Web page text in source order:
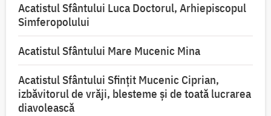
Acatistul Sfântului Luca Doctorul, Arhiepiscopul
Simferopolului
Acatistul Sfântului Mare Mucenic Mina
Acatistul Sfântului Sfințit Mucenic Ciprian,
izbăvitorul de vrăji, blesteme și de toată lucrarea
diavolească